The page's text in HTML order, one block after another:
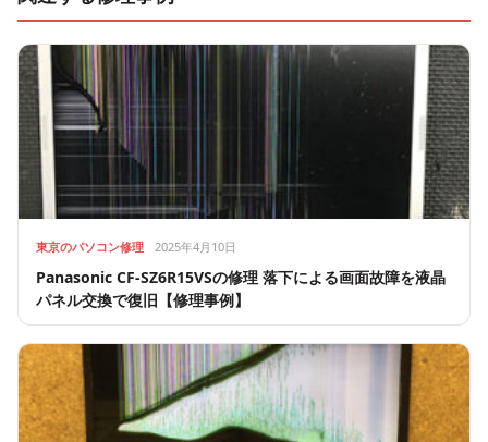
東京のパソコン修理 2025年4月10日
Panasonic CF-SZ6R15VSの修理 落下による画面故障を液晶
パネル交換で復旧【修理事例】